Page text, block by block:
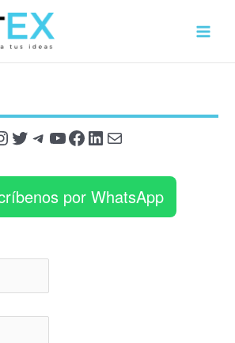
Main
Twitter
Telegram
YouTube
Facebook
LinkedIn
Mail
por WhatsApp